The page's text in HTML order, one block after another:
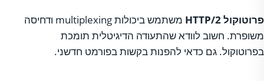
פרוטוקול HTTP/2
משתמש ביכולות multiplexing ודחיסה
משופרת. חשוב לוודא שהתעודה הדיגיטלית תומכת
בפרוטוקול. גם כדאי להפנות בקשות בפורמט חדשני.